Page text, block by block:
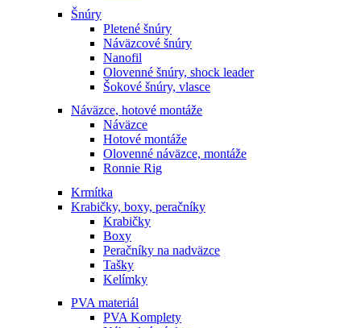
Šnúry
Pletené šnúry
Náväzcové šnúry
Nanofil
Olovenné šnúry, shock leader
Šokové šnúry, vlasce
Náväzce, hotové montáže
Náväzce
Hotové montáže
Olovenné náväzce, montáže
Ronnie Rig
Krmítka
Krabičky, boxy, peračníky
Krabičky
Boxy
Peračníky na nadväzce
Tašky
Kelímky
PVA materiál
PVA Komplety